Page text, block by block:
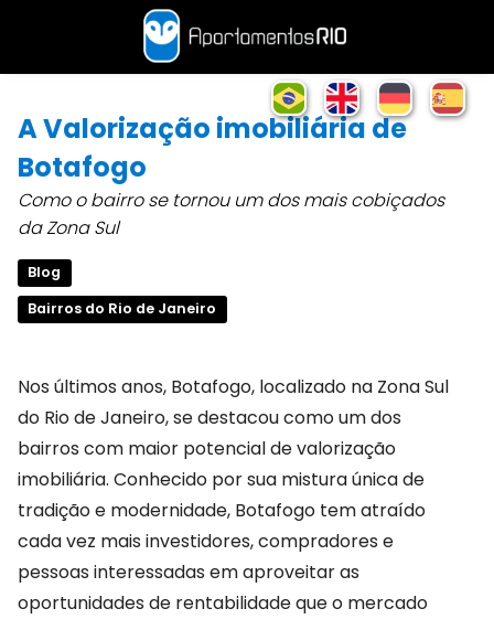
A Valorização imobiliária de
Botafogo
Como o bairro se tornou um dos mais cobiçados
da Zona Sul
Blog
Bairros do Rio de Janeiro
Nos últimos anos, Botafogo, localizado na Zona Sul
do Rio de Janeiro, se destacou como um dos
bairros com maior potencial de valorização
imobiliária. Conhecido por sua mistura única de
tradição e modernidade, Botafogo tem atraído
cada vez mais investidores, compradores e
pessoas interessadas em aproveitar as
oportunidades de rentabilidade que o mercado